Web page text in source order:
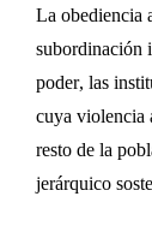
La obediencia
subordinación
poder, las
cuya violencia
resto de la
jerárquico